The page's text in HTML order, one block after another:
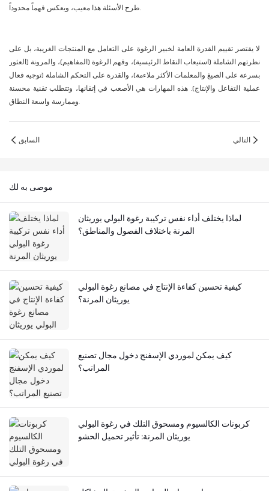
طرح الأسئلة هذا معيب، ويعكس فهماً محدوداً.
لا يقتصر تقييم القدرة العامة لخبير الرغوة على التعامل مع المنتجات الغريبة، بل على
نظرتهم الشاملة (استيعاب النقاط الرئيسية)، وفهم الرغوة (المفاهيم)، والمرونة (العثور
بسرعة على الصيغ والمعلمات الأكثر ملاءمة)، والقدرة على التحكم الشاملة (توجيه فعال
عملية التفاعل والإنتاج). هذه المهارات هي الأصعب في إتقانها، وتتطلب تقنية محسنة
وممارسة واسعة النطاق.
السابق التالي
موصى به لك
لماذا يختلف أداء نفس تركيبة رغوة البولي يوريثان
المرنة باختلاف الفصول والمناطق؟
كيفية تحسين كفاءة الإنتاج في مصانع رغوة البولي
يوريثان المرنة؟
كيف يمكن لموردي الإسفنج دخول مجال تصنيع
المراتب؟
كربونات الكالسيوم ومسحوق التلك في رغوة البولي
يوريثان المرنة: تأثير تحميل الحشو